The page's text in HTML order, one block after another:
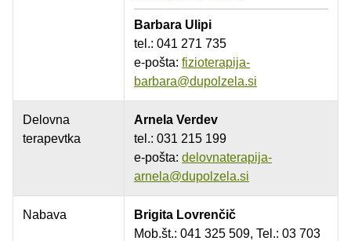
Barbara Ulipi
tel.: 041 271 735
e-pošta: fizioterapija-
barbara@dupolzela.si
Delovna
terapevtka
Arnela Verdev
tel.: 031 215 199
e-pošta: delovnaterapija-
arnela@dupolzela.si
Nabava
Brigita Lovrenčič
Mob.št.: 041 325 509, Tel.: 03 703